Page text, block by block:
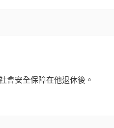
會安全保障在他退休後。